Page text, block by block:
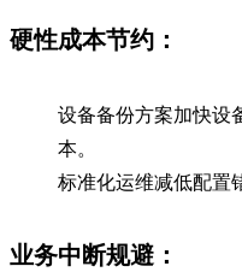
硬性成本节约：
设备备份方案加快设
本。
标准化运维减低配置
业务中断规避：